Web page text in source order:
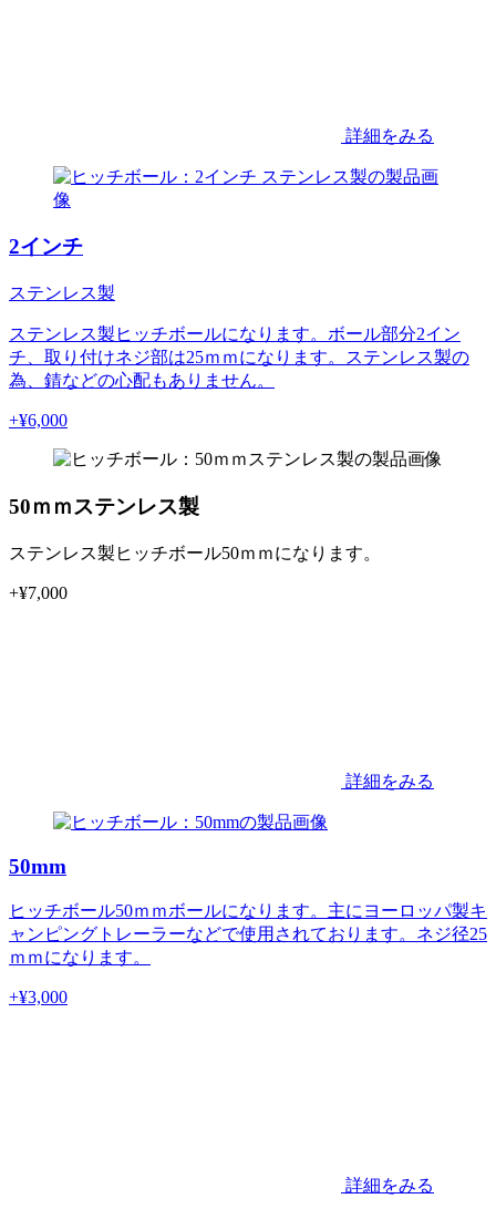
詳細をみる
2インチ
ステンレス製
ステンレス製ヒッチボールになります。ボール部分2イン
チ、取り付けネジ部は25ｍｍになります。ステンレス製の
為、錆などの心配もありません。
+¥6,000
50ｍｍステンレス製
ステンレス製ヒッチボール50ｍｍになります。
+¥7,000
詳細をみる
50mm
ヒッチボール50ｍｍボールになります。主にヨーロッパ製キ
ャンピングトレーラーなどで使用されております。ネジ径25
ｍｍになります。
+¥3,000
詳細をみる